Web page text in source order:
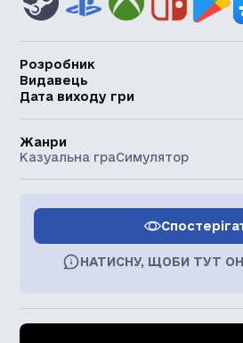
Розробник
Видавець
Дата виходу гри
Жанри
Казуальна граСимулятор
НАТИСНУ, ЩОБИ ТУТ